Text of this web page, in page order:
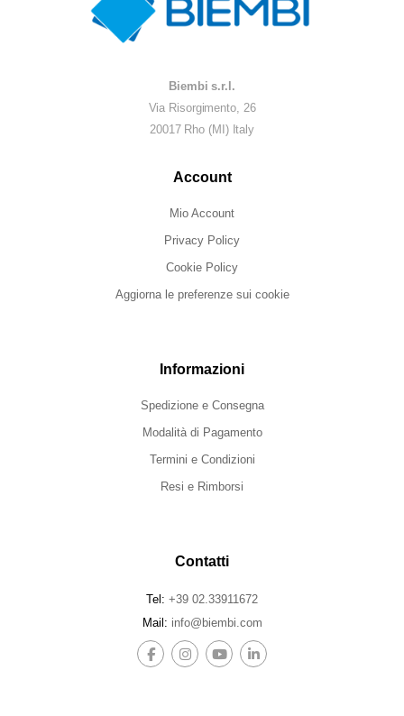
Biembi s.r.l.
Via Risorgimento, 26
20017 Rho (MI) Italy
Account
Mio Account
Privacy Policy
Cookie Policy
Aggiorna le preferenze sui cookie
Informazioni
Spedizione e Consegna
Modalità di Pagamento
Termini e Condizioni
Resi e Rimborsi
Contatti
Tel: +39 02.33911672
Mail: info@biembi.com